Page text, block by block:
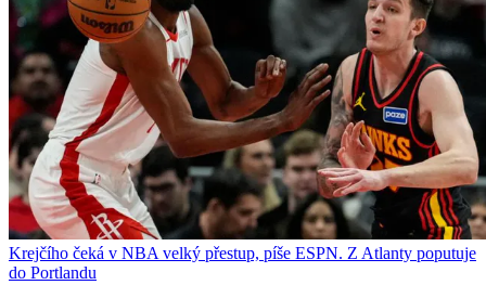
Krejčího čeká v NBA velký přestup, píše ESPN. Z Atlanty poputuje
do Portlandu